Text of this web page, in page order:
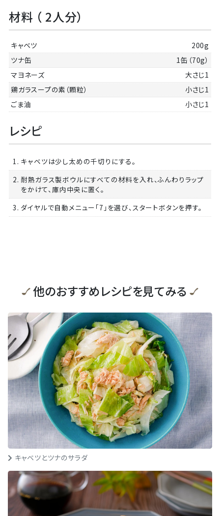
材料 （ 2人分）
キャベツ
200g
ツナ缶
1缶（70g）
マヨネーズ
大さじ1
鶏ガラスープの素（顆粒）
小さじ1
ごま油
小さじ1
レシピ
1. キャベツは少し太めの千切りにする。
2. 耐熱ガラス製ボウルにすべての材料を入れ、ふんわりラップ
をかけて、庫内中央に置く。
3. ダイヤルで自動メニュー「7」を選び、スタートボタンを押す。
他のおすすめレシピを見てみる
キャベツとツナのサラダ